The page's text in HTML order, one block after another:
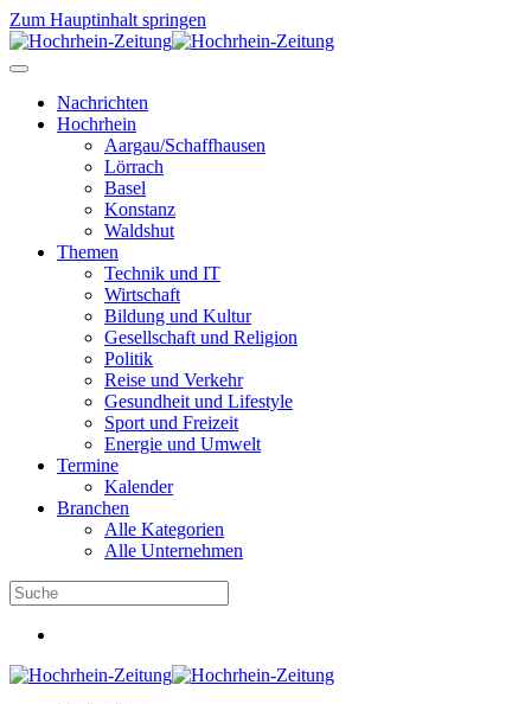
Zum Hauptinhalt springen
Nachrichten
Hochrhein
Aargau/Schaffhausen
Lörrach
Basel
Konstanz
Waldshut
Themen
Technik und IT
Wirtschaft
Bildung und Kultur
Gesellschaft und Religion
Politik
Reise und Verkehr
Gesundheit und Lifestyle
Sport und Freizeit
Energie und Umwelt
Termine
Kalender
Branchen
Alle Kategorien
Alle Unternehmen